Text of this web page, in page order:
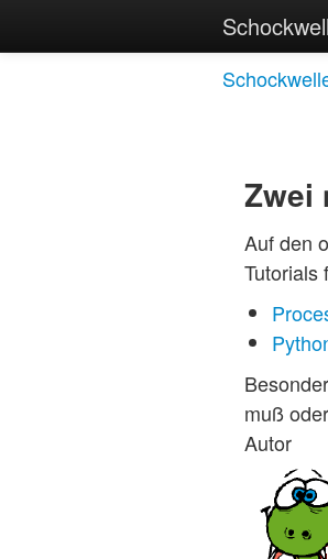
Zwei
Auf den
Tutorials
muß
Autor